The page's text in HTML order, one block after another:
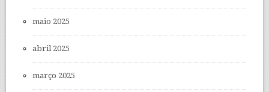
maio 2025
abril 2025
março 2025